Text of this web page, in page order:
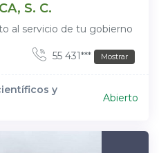
S. C.
al servicio de tu gobierno
55 431*** Mostrar
y
Abierto